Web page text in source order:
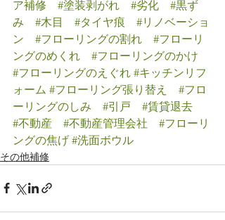
ア補修
#塗装剥がれ #劣化
#黒ず
み
#木目 #タイヤ痕
#リノベーショ
ン
#フローリングの割れ
#フローリ
ングのめくれ
#フローリングのかけ
#フローリングのえぐれ #キッチンリフ
ォーム #フローリング張り替え
#フロ
ーリングのしみ
#引戸
#賃貸退去
#不動産
#不動産管理会社
#フローリ
ングの焦げ #洗面ボウル
その他補修